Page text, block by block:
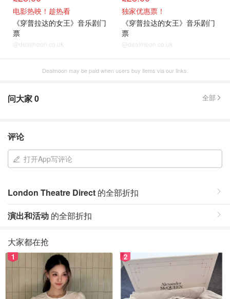
电影热映！趁热看
《穿普拉达的女王》音乐剧门
票
@dealmoon.co.uk
独家优惠票！
《穿普拉达的女王》音乐剧门
票
@dealmoon.co.uk
Dealmoon may be paid when users buy items via our links.
问大家0 全部
评论
打开App写评论
London Theatre Direct 的全部折扣
演出和活动 的全部折扣
大家都在抢
1 2